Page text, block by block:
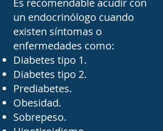
pueden beneficiarse de
una valoración
endocrinológica. En los
hombres, el endocrinólogo
también participa en el
estudio de trastornos
hormonales que afectan la
testosterona, la fertilidad y
Es recomendable acudir con
un endocrinólogo cuando
existen síntomas o
enfermedades como:
Diabetes tipo 1.
Diabetes tipo 2.
Prediabetes.
Obesidad.
Sobrepeso.